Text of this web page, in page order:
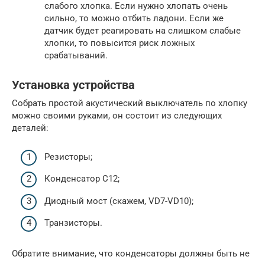
слабого хлопка. Если нужно хлопать очень
сильно, то можно отбить ладони. Если же
датчик будет реагировать на слишком слабые
хлопки, то повысится риск ложных
срабатываний.
Установка устройства
Собрать простой акустический выключатель по хлопку
можно своими руками, он состоит из следующих
деталей:
Резисторы;
Конденсатор С12;
Диодный мост (скажем, VD7-VD10);
Транзисторы.
Обратите внимание, что конденсаторы должны быть не